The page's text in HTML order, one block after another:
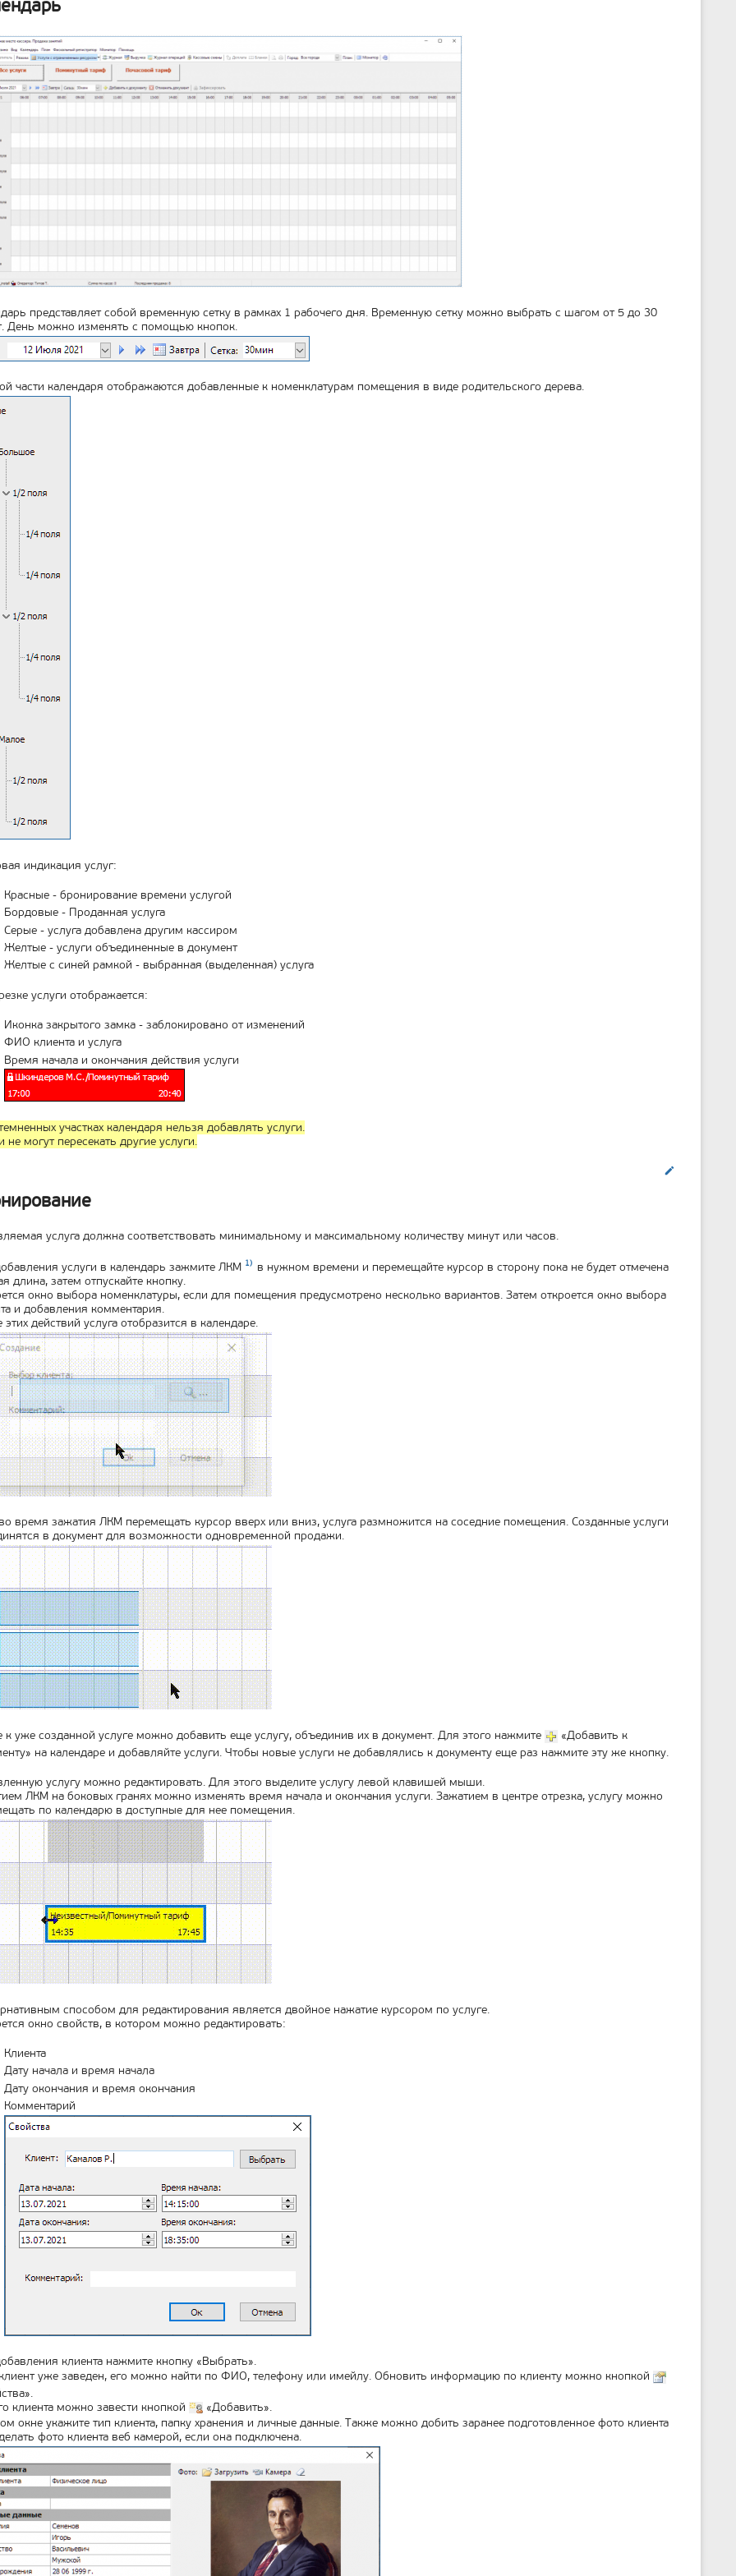
представляет собой временную сетку в рамках 1 рабочего дня. Временную сетку можно выбрать с шагом от 5 до 30
День можно изменять с помощью кнопок.
части календаря отображаются добавленные к номенклатурам помещения в виде родительского дерева.
индикация услуг:
Красные - бронирование времени услугой
Бордовые - Проданная услуга
Серые - услуга добавлена другим кассиром
Желтые - услуги объединенные в документ
Желтые с синей рамкой - выбранная (выделенная) услуга
услуги отображается:
Иконка закрытого замка - заблокировано от изменений
ФИО клиента и услуга
Время начала и окончания действия услуги
участках календаря нельзя добавлять услуги.
не могут пересекать другие услуги.
услуга должна соответствовать минимальному и максимальному количеству минут или часов.
услуги в календарь зажмите ЛКМ 1)
в нужном времени и перемещайте курсор в сторону пока не будет отмечена
длина, затем отпускайте кнопку.
окно выбора номенклатуры, если для помещения предусмотрено несколько вариантов. Затем откроется окно выбора
и добавления комментария.
этих действий услуга отобразится в календаре.
время зажатия ЛКМ перемещать курсор вверх или вниз, услуга размножится на соседние помещения. Созданные услуги
в документ для возможности одновременной продажи.
к уже созданной услуге можно добавить еще услугу, объединив их в документ. Для этого нажмите
«Добавить к
на календаре и добавляйте услуги. Чтобы новые услуги не добавлялись к документу еще раз нажмите эту же кнопку.
услугу можно редактировать. Для этого выделите услугу левой клавишей мыши.
ЛКМ на боковых гранях можно изменять время начала и окончания услуги. Зажатием в центре отрезка, услугу можно
по календарю в доступные для нее помещения.
способом для редактирования является двойное нажатие курсором по услуге.
окно свойств, в котором можно редактировать:
Клиента
Дату начала и время начала
Дату окончания и время окончания
Комментарий
клиента нажмите кнопку «Выбрать».
уже заведен, его можно найти по ФИО, телефону или имейлу. Обновить информацию по клиенту можно кнопкой
клиента можно завести кнопкой
«Добавить».
окне укажите тип клиента, папку хранения и личные данные. Также можно добить заранее подготовленное фото клиента
фото клиента веб камерой, если она подключена.